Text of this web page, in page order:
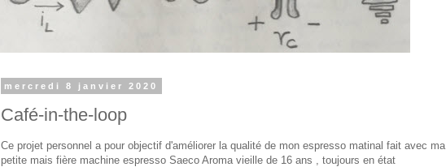
mercredi 8 janvier 2020
Café-in-the-loop
Ce projet personnel a pour objectif d'améliorer la qualité de mon espresso matinal fait avec ma
petite mais fière machine espresso Saeco Aroma vieille de 16 ans , toujours en état